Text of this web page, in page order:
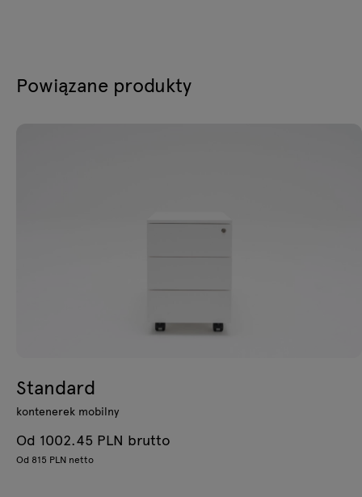
Powiązane produkty
Standard
kontenerek mobilny
Od 1002.45 PLN brutto
Od 815 PLN netto